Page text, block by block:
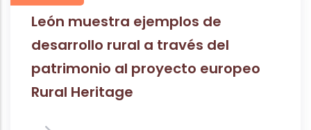
León muestra ejemplos de
desarrollo rural a través del
patrimonio al proyecto europeo
Rural Heritage